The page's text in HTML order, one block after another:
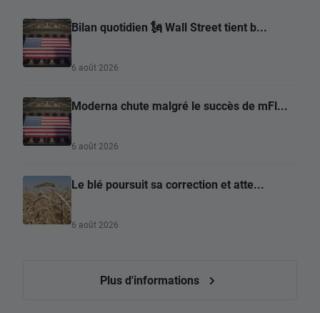
Bilan quotidien 🗽 Wall Street tient b...
6 août 2026
Moderna chute malgré le succès de mFl...
6 août 2026
Le blé poursuit sa correction et atte...
6 août 2026
Plus d'informations